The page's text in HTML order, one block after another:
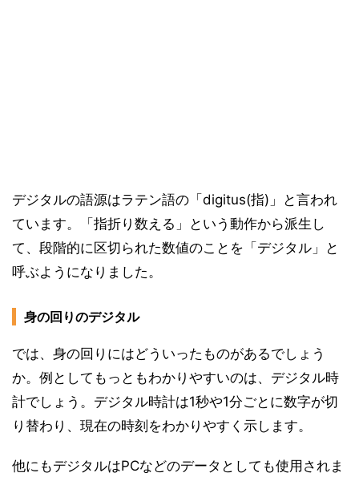
デジタルの語源はラテン語の「digitus(指)」と言われ
ています。「指折り数える」という動作から派生し
て、段階的に区切られた数値のことを「デジタル」と
呼ぶようになりました。
身の回りのデジタル
では、身の回りにはどういったものがあるでしょう
か。例としてもっともわかりやすいのは、デジタル時
計でしょう。デジタル時計は1秒や1分ごとに数字が切
り替わり、現在の時刻をわかりやすく示します。
他にもデジタルはPCなどのデータとしても使用されま